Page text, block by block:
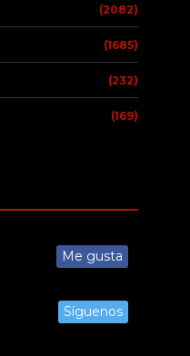
(2082)
(1685)
(232)
(169)
Me gusta
Síguenos